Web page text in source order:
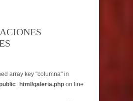
array key "columna" in
galeria.php on line